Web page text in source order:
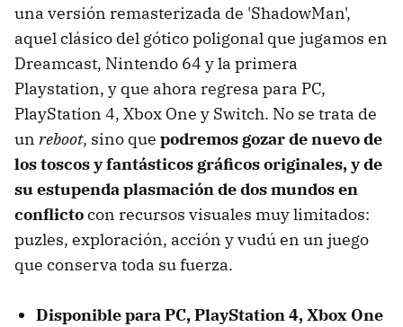
una versión remasterizada de 'ShadowMan',
aquel clásico del gótico poligonal que jugamos en
Dreamcast, Nintendo 64 y la primera
Playstation, y que ahora regresa para PC,
PlayStation 4, Xbox One y Switch. No se trata de
un reboot, sino que podremos gozar de nuevo de
los toscos y fantásticos gráficos originales, y de
su estupenda plasmación de dos mundos en
conflictocon recursos visuales muy limitados:
puzles, exploración, acción y vudú en un juego
que conserva toda su fuerza.
Disponible para PC, PlayStation 4, Xbox One